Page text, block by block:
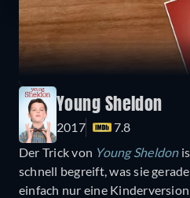
Young Sheldon
2017
7.8
Der Trick von Young Sheldon
schnell begreift, was sie
einfach nur eine